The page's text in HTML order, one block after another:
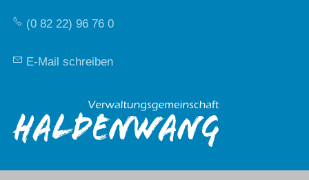
(0 82 22) 96 76 0
E-Mail schreiben